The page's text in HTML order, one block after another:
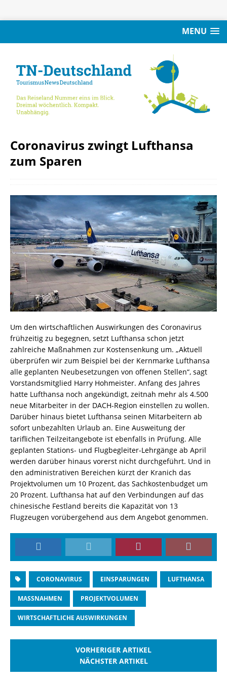
MENU
Coronavirus zwingt Lufthansa
zum Sparen
Um den wirtschaftlichen Auswirkungen des Coronavirus
frühzeitig zu begegnen, setzt Lufthansa schon jetzt
zahlreiche Maßnahmen zur Kostensenkung um. „Aktuell
überprüfen wir zum Beispiel bei der Kernmarke Lufthansa
alle geplanten Neubesetzungen von offenen Stellen“, sagt
Vorstandsmitglied Harry Hohmeister. Anfang des Jahres
hatte Lufthansa noch angekündigt, zeitnah mehr als 4.500
neue Mitarbeiter in der DACH-Region einstellen zu wollen.
Darüber hinaus bietet Lufthansa seinen Mitarbeitern ab
sofort unbezahlten Urlaub an. Eine Ausweitung der
tariflichen Teilzeitangebote ist ebenfalls in Prüfung. Alle
geplanten Stations- und Flugbegleiter-Lehrgänge ab April
werden darüber hinaus vorerst nicht durchgeführt. Und in
den administrativen Bereichen kürzt der Kranich das
Projektvolumen um 10 Prozent, das Sachkostenbudget um
20 Prozent. Lufthansa hat auf den Verbindungen auf das
chinesische Festland bereits die Kapazität von 13
Flugzeugen vorübergehend aus dem Angebot genommen.
CORONAVIRUS EINSPARUNGEN LUFTHANSA
MASSNAHMEN PROJEKTVOLUMEN
WIRTSCHAFTLICHE AUSWIRKUNGEN
VORHERIGER ARTIKEL
NÄCHSTER ARTIKEL